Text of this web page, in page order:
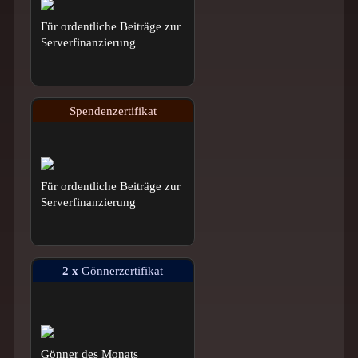
Für ordentliche Beiträge zur
Serverfinanzierung
Spendenzertifikat
Für ordentliche Beiträge zur
Serverfinanzierung
2 x Gönnerzertifikat
Gönner des Monats